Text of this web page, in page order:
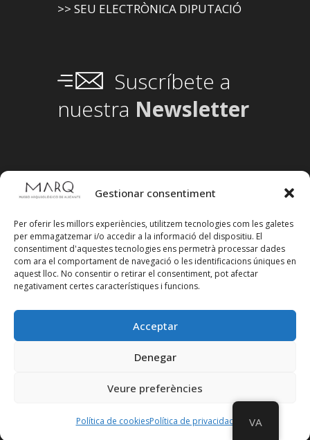
Gestionar consentiment
Per oferir les millors experiències, utilitzem tecnologies com les galetes
per emmagatzemar i/o accedir a la informació del dispositiu. El
consentiment d'aquestes tecnologies ens permetrà processar dades
com ara el comportament de navegació o les identificacions úniques en
aquest lloc. No consentir o retirar el consentiment, pot afectar
negativament certes característiques i funcions.
Acceptar
Denegar
Veure preferències
Política de cookiesPolítica de privacidad
>> SEU ELECTRÒNICA DIPUTACIÓ
Suscríbete a
nuestra Newsletter
Segueix-nos en xarxes socials
VA